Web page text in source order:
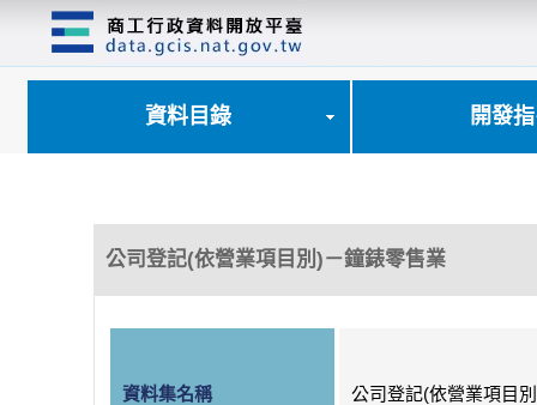
資料目錄 開發
公司登記(依營業項目別)－鐘錶零售業
資料集名稱 公司登記(依營業項目